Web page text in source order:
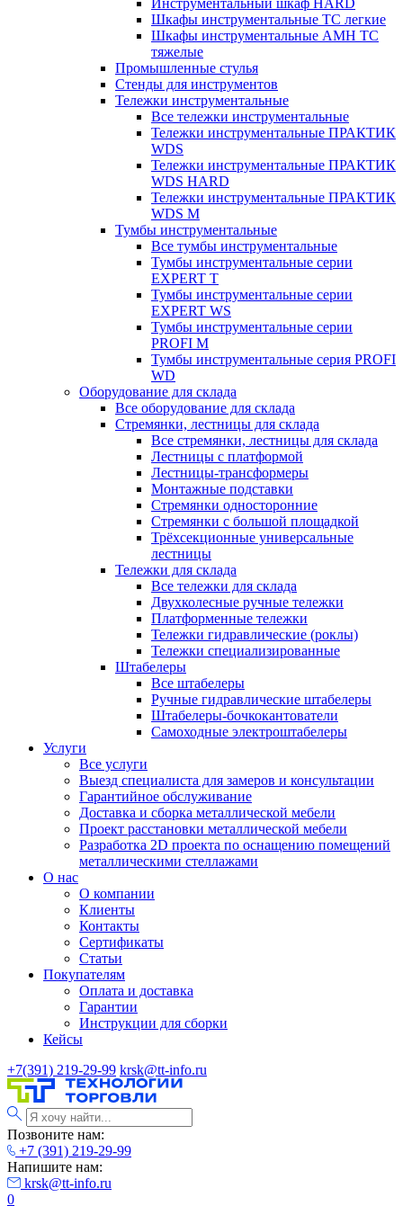
Инструментальный шкаф HARD
Шкафы инструментальные ТС легкие
Шкафы инструментальные AMH TC
тяжелые
Промышленные стулья
Стенды для инструментов
Тележки инструментальные
Все тележки инструментальные
Тележки инструментальные ПРАКТИК
WDS
Тележки инструментальные ПРАКТИК
WDS HARD
Тележки инструментальные ПРАКТИК
WDS M
Тумбы инструментальные
Все тумбы инструментальные
Тумбы инструментальные серии
EXPERT T
Тумбы инструментальные серии
EXPERT WS
Тумбы инструментальные серии
PROFI M
Тумбы инструментальные серия PROFI
WD
Оборудование для склада
Все оборудование для склада
Стремянки, лестницы для склада
Все стремянки, лестницы для склада
Лестницы с платформой
Лестницы-трансформеры
Монтажные подставки
Стремянки односторонние
Стремянки с большой площадкой
Трёхсекционные универсальные
лестницы
Тележки для склада
Все тележки для склада
Двухколесные ручные тележки
Платформенные тележки
Тележки гидравлические (роклы)
Тележки специализированные
Штабелеры
Все штабелеры
Ручные гидравлические штабелеры
Штабелеры-бочкокантователи
Самоходные электроштабелеры
Услуги
Все услуги
Выезд специалиста для замеров и консультации
Гарантийное обслуживание
Доставка и сборка металлической мебели
Проект расстановки металлической мебели
Разработка 2D проекта по оснащению помещений
металлическими стеллажами
О нас
О компании
Клиенты
Контакты
Сертификаты
Статьи
Покупателям
Оплата и доставка
Гарантии
Инструкции для сборки
Кейсы
+7(391) 219-29-99 krsk@tt-info.ru
Позвоните нам:
+7 (391) 219-29-99
Напишите нам:
krsk@tt-info.ru
0